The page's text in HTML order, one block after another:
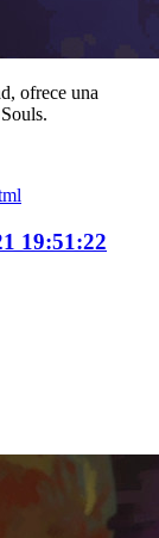
ofrece una
19:51:22